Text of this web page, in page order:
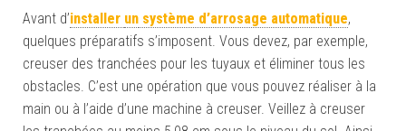
Avant d’installer un système d’arrosage automatique,
quelques préparatifs s’imposent. Vous devez, par exemple,
creuser des tranchées pour les tuyaux et éliminer tous les
obstacles. C’est une opération que vous pouvez réaliser à la
main ou à l’aide d’une machine à creuser. Veillez à creuser